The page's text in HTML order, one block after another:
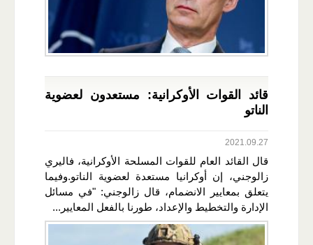
قائد القوات الأوكرانية: مستعدون لعضوية
الناتو
2021.09.27
قال القائد العام للقوات المسلحة الأوكرانية، فاليري
زالوجني، إن أوكرانيا مستعدة لعضوية الناتو.وفيما
يتعلق بمعايير الانضمام، قال زالوجني: "في مسائل
الإدارة والتخطيط والإعداد، طورنا بالفعل المعايير...